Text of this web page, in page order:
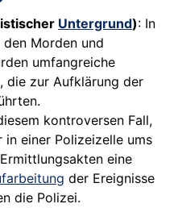
Untergrund): In
Morden und
umfangreiche
die zur Aufklärung der
kontroversen Fall,
einer Polizeizelle ums
eine
der Ereignisse
die Polizei.